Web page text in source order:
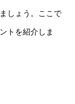
しょう。ここで
トを紹介しま